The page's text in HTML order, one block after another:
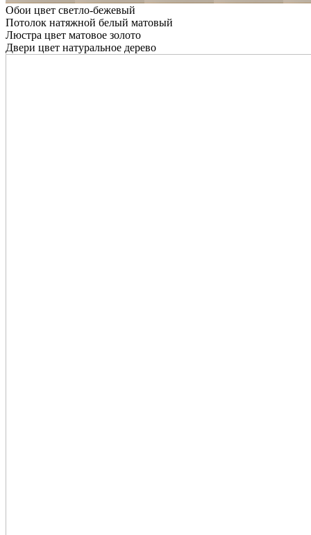
Обои цвет светло-бежевый
Потолок натяжной белый матовый
Люстра цвет матовое золото
Двери цвет натуральное дерево